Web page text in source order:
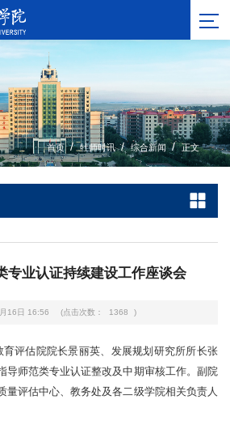
首页 / 牡师时讯 / 综合新闻 / 正文
专业认证持续建设工作座谈会
16日 16:56 (点击次数： 1368 )
育评估院院长景丽英、发展规划研究所所长张
导师范类专业认证整改及中期审核工作。副院
量评估中心、教务处及各二级学院相关负责人